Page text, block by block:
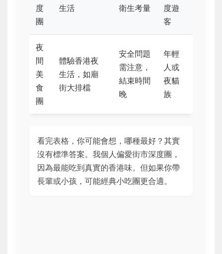
度
團
生活
衛生考量
度遊
客
夜
間
美
食
團
體驗香港夜
生活，如廟
街大排檔
安全問題
需注意，
結束時間
晚
年輕
人或
夜貓
族
看完表格，你可能會想，哪種最好？其實
沒有標準答案。我個人偏愛街市深度團，
因為最能吃到真實的香港味。但如果你帶
長輩或小孩，可能經典小吃團更合適。